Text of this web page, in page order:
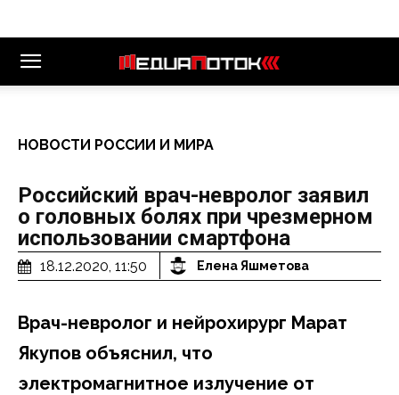
НОВОСТИ РОССИИ И МИРА
Российский врач-невролог заявил
о головных болях при чрезмерном
использовании смартфона
18.12.2020, 11:50 Елена Яшметова
Врач-невролог и нейрохирург Марат
Якупов объяснил, что
электромагнитное излучение от